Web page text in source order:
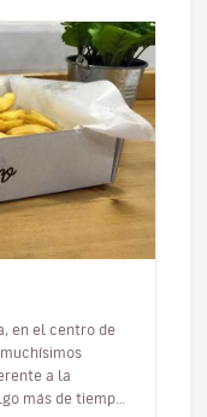
en el centro de
a la
más de tiempo